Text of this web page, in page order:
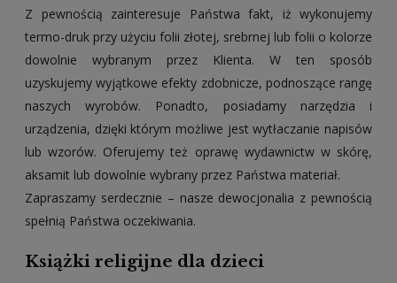
Z pewnością zainteresuje Państwa fakt, iż wykonujemy
termo-druk przy użyciu folii złotej, srebrnej lub folii o kolorze
dowolnie wybranym przez Klienta. W ten sposób
uzyskujemy wyjątkowe efekty zdobnicze, podnoszące rangę
naszych wyrobów. Ponadto, posiadamy narzędzia i
urządzenia, dzięki którym możliwe jest wytłaczanie napisów
lub wzorów. Oferujemy też oprawę wydawnictw w skórę,
aksamit lub dowolnie wybrany przez Państwa materiał.
Zapraszamy serdecznie – nasze dewocjonalia z pewnością
spełnią Państwa oczekiwania.
Książki religijne dla dzieci